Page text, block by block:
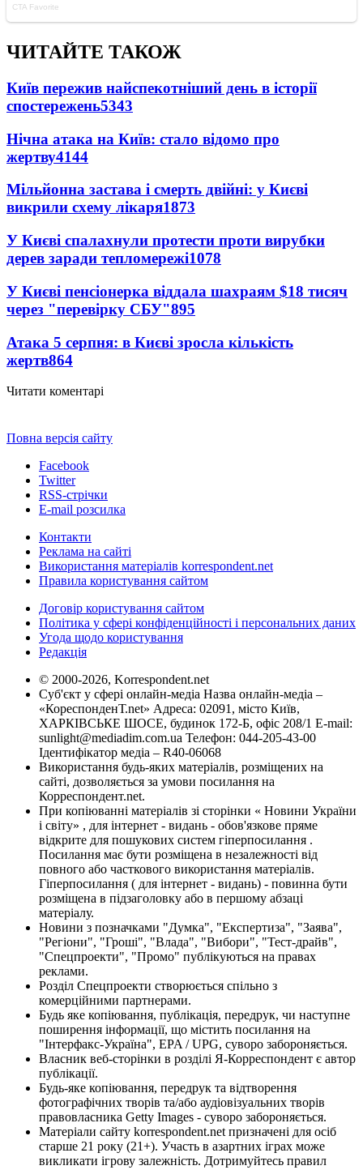
ЧИТАЙТЕ ТАКОЖ
Київ пережив найспекотніший день в історії
спостережень5343
Нічна атака на Київ: стало відомо про
жертву4144
Мільйонна застава і смерть двійні: у Києві
викрили схему лікаря1873
У Києві спалахнули протести проти вирубки
дерев заради тепломережі1078
У Києві пенсіонерка віддала шахраям $18 тисяч
через "перевірку СБУ"895
Атака 5 серпня: в Києві зросла кількість
жертв864
Читати коментарі
Повна версія сайту
Facebook
Twitter
RSS-стрічки
E-mail розсилка
Контакти
Реклама на сайті
Використання матеріалів korrespondent.net
Правила користування сайтом
Договір користування сайтом
Політика у сфері конфіденційності і персональних даних
Угода щодо користування
Редакція
© 2000-2026, Korrespondent.net
Суб'єкт у сфері онлайн-медіа Назва онлайн-медіа –
«КореспонденТ.net» Адреса: 02091, місто Київ,
ХАРКІВСЬКЕ ШОСЕ, будинок 172-Б, офіс 208/1 E-mail:
sunlight@mediadim.com.ua Телефон: 044-205-43-00
Ідентифікатор медіа – R40-06068
Використання будь-яких матеріалів, розміщених на
сайті, дозволяється за умови посилання на
Корреспондент.net.
При копіюванні матеріалів зі сторінки « Новини України
і світу» , для інтернет - видань - обов'язкове пряме
відкрите для пошукових систем гіперпосилання .
Посилання має бути розміщена в незалежності від
повного або часткового використання матеріалів.
Гіперпосилання ( для інтернет - видань) - повинна бути
розміщена в підзаголовку або в першому абзаці
матеріалу.
Новини з позначками "Думка", "Експертиза", "Заява",
"Регіони", "Гроші", "Влада", "Вибори", "Тест-драйв",
"Спецпроекти", "Промо" публікуються на правах
реклами.
Розділ Спецпроекти створюється спільно з
комерційними партнерами.
Будь яке копіювання, публікація, передрук, чи наступне
поширення інформації, що містить посилання на
"Інтерфакс-Україна", EPA / UPG, суворо забороняється.
Власник веб-сторінки в розділі Я-Корреспондент є автор
публікації.
Будь-яке копіювання, передрук та відтворення
фотографічних творів та/або аудіовізуальних творів
правовласника Getty Images - суворо забороняється.
Матеріали сайту korrespondent.net призначені для осіб
старше 21 року (21+). Участь в азартних іграх може
викликати ігрову залежність. Дотримуйтесь правил